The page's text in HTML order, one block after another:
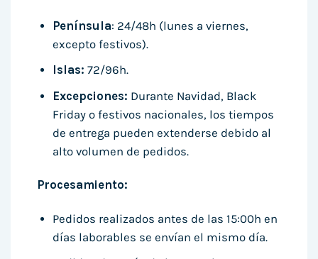
Península: 24/48h (lunes a viernes,
excepto festivos).
Islas: 72/96h.
Excepciones: Durante Navidad, Black
Friday o festivos nacionales, los tiempos
de entrega pueden extenderse debido al
alto volumen de pedidos.
Procesamiento:
Pedidos realizados antes de las 15:00h en
días laborables se envían el mismo día.